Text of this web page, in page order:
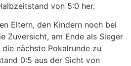
von 5:0 her.
Eltern, den Kindern noch bei
Zuversicht, am Ende als Sieger
nächste Pokalrunde zu
0:5 aus der Sicht von